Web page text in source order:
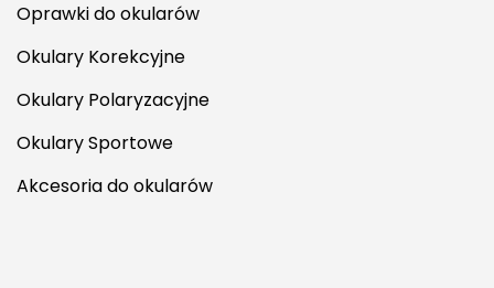
Oprawki do okularów
Okulary Korekcyjne
Okulary Polaryzacyjne
Okulary Sportowe
Akcesoria do okularów